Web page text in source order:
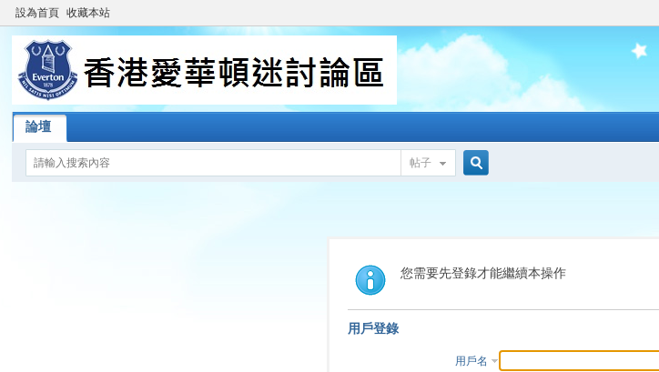
設為首頁 收藏本站
論壇
帖子
索
您需要先登錄才能繼續本操作
用戶登錄
用戶名